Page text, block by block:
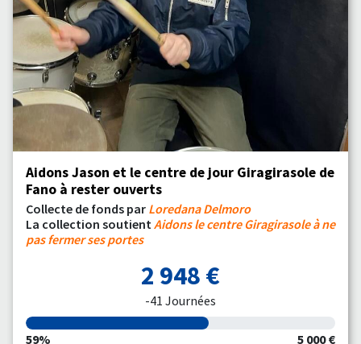
Aidons Jason et le centre de jour Giragirasole de
Fano à rester ouverts
Collecte de fonds par Loredana Delmoro
La collection soutientAidons le centre Giragirasole à ne
pas fermer ses portes
2 948 €
-41 Journées
59%
5 000 €